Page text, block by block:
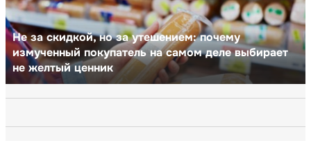
Не за скидкой, но за утешением: почему
измученный покупатель на самом деле выбирает
не желтый ценник